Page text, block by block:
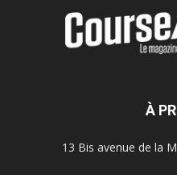
À
13 Bis avenue de la